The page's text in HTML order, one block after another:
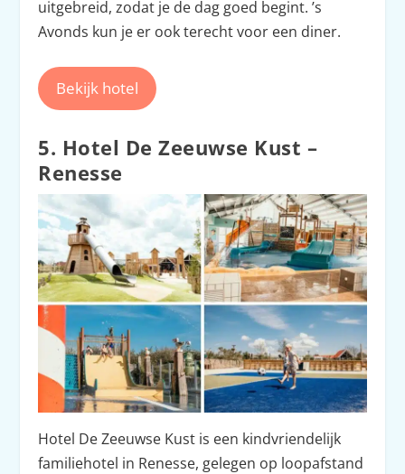
uitgebreid, zodat je de dag goed begint. ’s
Avonds kun je er ook terecht voor een diner.
Bekijk hotel
5. Hotel De Zeeuwse Kust –
Renesse
Hotel De Zeeuwse Kust is een kindvriendelijk
familiehotel in Renesse, gelegen op loopafstand